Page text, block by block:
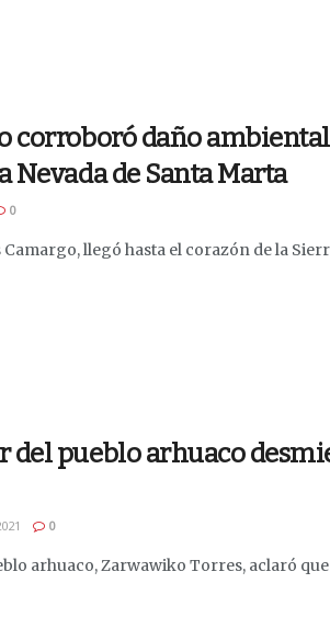
corroboró daño
Nevada de Santa Marta
0
llegó hasta el corazón de la
del pueblo arhuaco
0
arhuaco, Zarwawiko Torres, aclaró